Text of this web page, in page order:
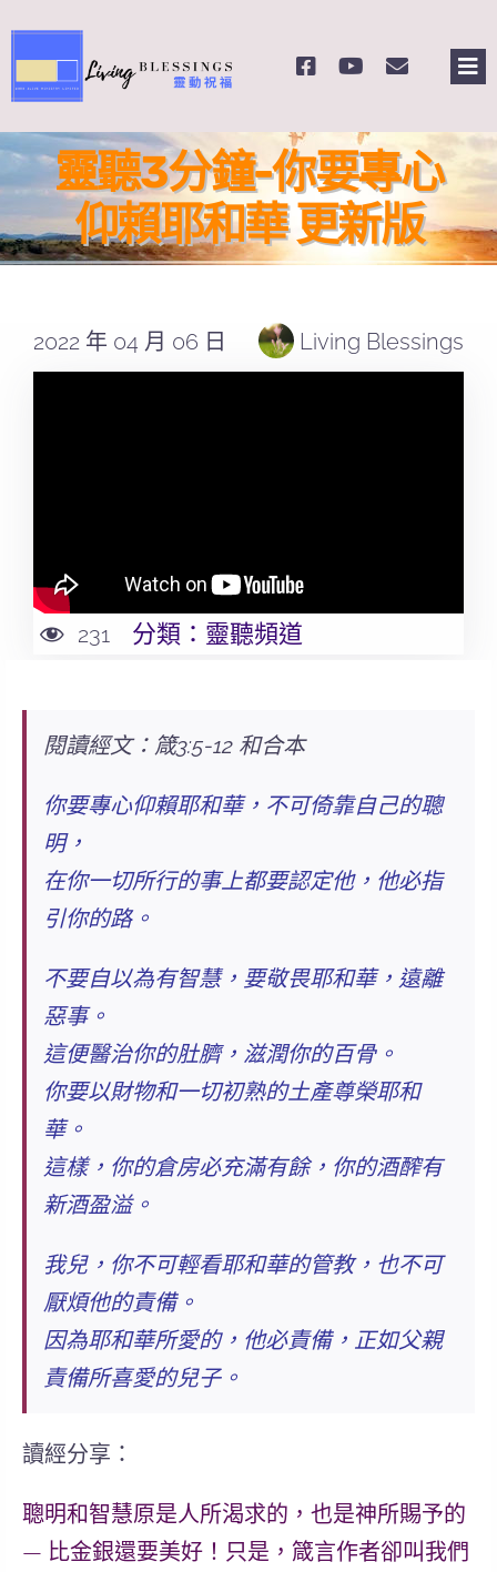
to
content
關於我們
奉獻支持
課程報名
靈聽3分鐘-你要專心
仰賴耶和華 更新版
2022 年 04 月 06 日 Living Blessings
231 分類： 靈聽頻道
閱讀經文：箴3:5-12 和合本
你要專心仰賴耶和華， 不可倚靠自己的聰
明，
在你一切所行的事上都要認定他，他必指
引你的路。
不要自以為有智慧，要敬畏耶和華，遠離
惡事。
這便醫治你的肚臍，滋潤你的百骨。
你要以財物和一切初熟的土產尊榮耶和
華。
這樣，你的倉房必充滿有餘，你的酒醡有
新酒盈溢。
我兒， 你不可輕看耶和華的管教，也不可
厭煩他的責備。
因為耶和華所愛的，他必責備，正如父親
責備所喜愛的兒子。
讀經分享：
聰明和智慧原是人所渴求的，也是神所賜予的
— 比金銀還要美好！只是，箴言作者卻叫我們